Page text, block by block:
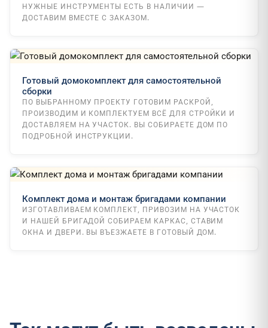
НУЖНЫЕ ИНСТРУМЕНТЫ ЕСТЬ В НАЛИЧИИ —
ДОСТАВИМ ВМЕСТЕ С ЗАКАЗОМ.
Готовый домокомплект для самостоятельной
сборки
ПО ВЫБРАННОМУ ПРОЕКТУ ГОТОВИМ РАСКРОЙ,
ПРОИЗВОДИМ И КОМПЛЕКТУЕМ ВСЁ ДЛЯ СТРОЙКИ И
ДОСТАВЛЯЕМ НА УЧАСТОК. ВЫ СОБИРАЕТЕ ДОМ ПО
ПОДРОБНОЙ ИНСТРУКЦИИ.
Комплект дома и монтаж бригадами компании
ИЗГОТАВЛИВАЕМ КОМПЛЕКТ, ПРИВОЗИМ НА УЧАСТОК
И НАШЕЙ БРИГАДОЙ СОБИРАЕМ КАРКАС, СТАВИМ
ОКНА И ДВЕРИ. ВЫ ВЪЕЗЖАЕТЕ В ГОТОВЫЙ ДОМ.